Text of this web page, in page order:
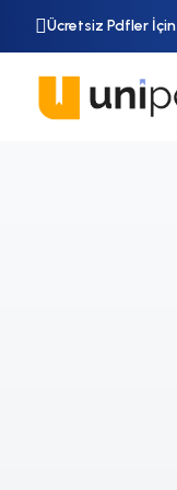
Ücretsiz Pdfler İçin